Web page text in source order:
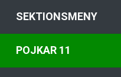
SEKTIONSMENY
POJKAR 11